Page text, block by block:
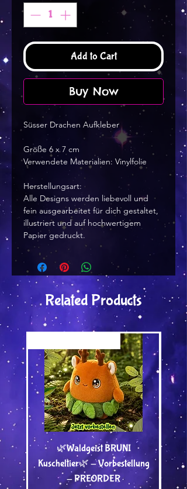
Add to Cart
Buy Now
Süsser Drachen Aufkleber
Größe 6 x 7 cm
Verwendete Materialien: Vinylfolie
Herstellungsart:
Alle Designs werden liebevoll und
fein ausgearbeitet für dich gestaltet,
illustriert und auf hochwertigem
Papier gedruckt.
Related Products
🌿Waldgeist BRUNI
Kuscheltier🌿 - Vorbestellung
- PREORDER